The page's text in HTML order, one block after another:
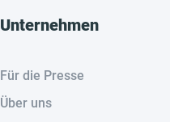
Unternehmen
Für die Presse
Über uns